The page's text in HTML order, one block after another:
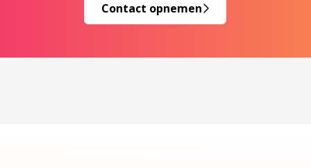
Contact opnemen